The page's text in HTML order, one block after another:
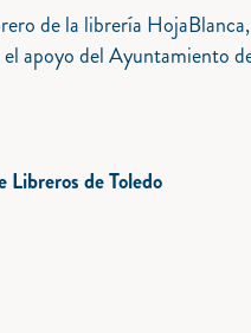
de la librería
apoyo del Ayuntamiento
Libreros de Toledo